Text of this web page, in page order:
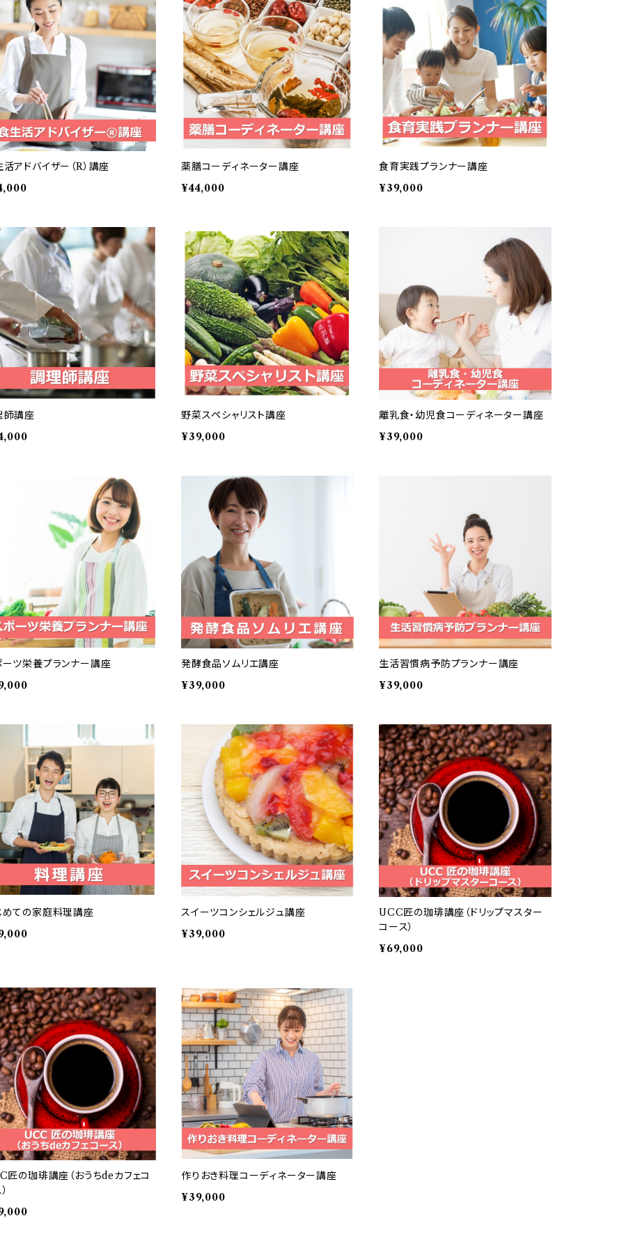
アドバイザー（R）講座
薬膳コーディネーター講座
¥44,000
食育実践プランナー講座
¥39,000
師講座
野菜スペシャリスト講座
¥39,000
離乳食・幼児食コーディネーター講座
¥39,000
ーツ栄養プランナー講座
発酵食品ソムリエ講座
¥39,000
生活習慣病予防プランナー講座
¥39,000
めての家庭料理講座
スイーツコンシェルジュ講座
¥39,000
UCC匠の珈琲講座（ドリップマスター
コース）
¥69,000
匠の珈琲講座（おうちdeカフェコ
作りおき料理コーディネーター講座
¥39,000